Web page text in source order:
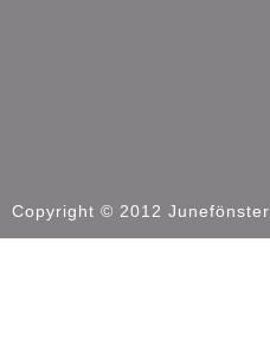
Copyright © 2012 Junefönster.